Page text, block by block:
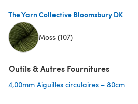
The Yarn Collective Bloomsbury DK
Moss (107)
Outils & Autres Fournitures
4,00mm Aiguilles circulaires – 80cm